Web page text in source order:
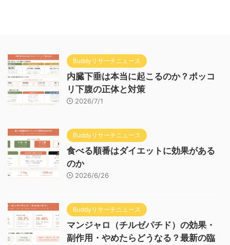
Buddyリサーチニュース
内臓下垂は本当に起こるのか？ポッコ
リ下腹の正体と対策
2026/7/1
Buddyリサーチニュース
食べる順番はダイエットに効果がある
のか
2026/6/26
Buddyリサーチニュース
マンジャロ（チルゼパチド）の効果・
副作用・やめたらどうなる？最新の臨